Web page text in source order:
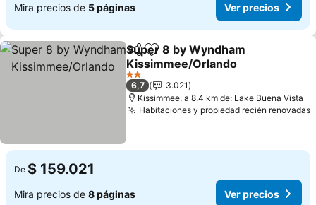
Mira precios de 5 páginas Ver precios
CompartirAgregar a favoritos
Super 8 by Wyndham
Kissimmee/Orlando
Ver precios
2 Estrellas
6,7
3.021
Kissimmee, a 8.4 km de: Lake Buena Vista
Habitaciones y propiedad recién renovadas
De $ 159.021
Mira precios de 8 páginas Ver precios